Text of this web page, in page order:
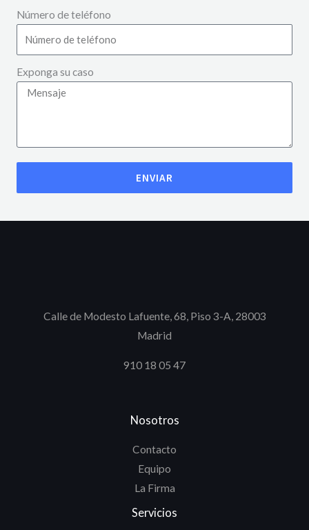
Número de teléfono
Exponga su caso
ENVIAR
Calle de Modesto Lafuente, 68, Piso 3-A, 28003
Madrid
910 18 05 47
Nosotros
Contacto
Equipo
La Firma
Servicios